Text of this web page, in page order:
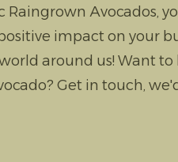
Raingrown Avocados,
impact on your
around us! Want
Get in touch,